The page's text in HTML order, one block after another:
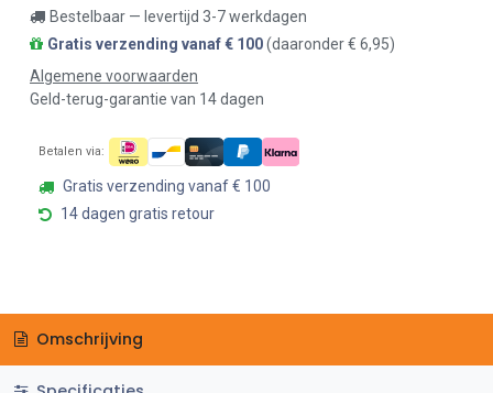
Bestelbaar — levertijd 3-7 werkdagen
Gratis verzending vanaf € 100(daaronder € 6,95)
Algemene voorwaarden
Geld-terug-garantie van 14 dagen
Betalen via:
Gratis verzending vanaf € 100
14 dagen gratis retour
Omschrijving